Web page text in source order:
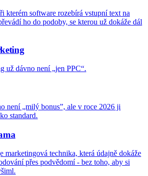
kterém software rozebírá vstupní text na
ho do podoby, se kterou už dokáže dál
už dávno není „jen PPC“.
není „milý bonus”, ale v roce 2026 ji
standard.
marketingová technika, která údajně dokáže
přes podvědomí - bez toho, aby si